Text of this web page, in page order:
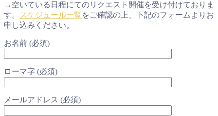
→空いている日程にてのリクエスト開催を受け付けておりま
す。 スケジュール一覧をご確認の上、下記のフォームよりお
申し込みください。
お名前 (必須)
ローマ字 (必須)
メールアドレス (必須)